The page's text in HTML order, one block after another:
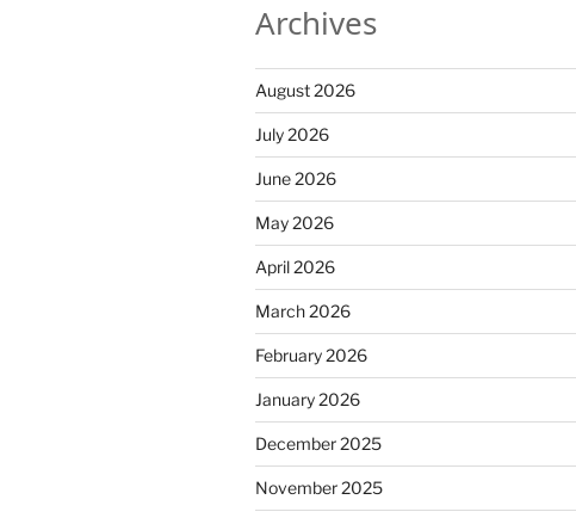
Archives
August 2026
July 2026
June 2026
May 2026
April 2026
March 2026
February 2026
January 2026
December 2025
November 2025